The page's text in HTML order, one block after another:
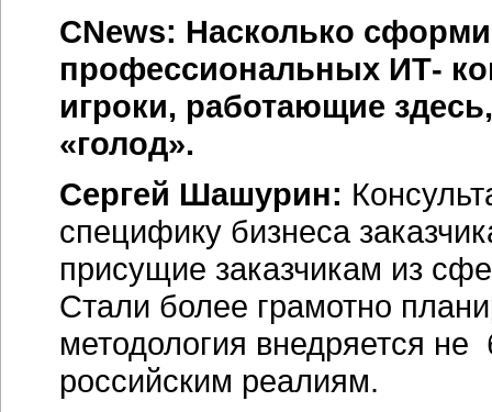
CNews: Насколько
профессиональных ИТ-
игроки, работающие
«голод».
Сергей Шашурин:
специфику бизнеса
присущие заказчикам из
Стали более грамотно
методология внедряется не
российским реалиям.